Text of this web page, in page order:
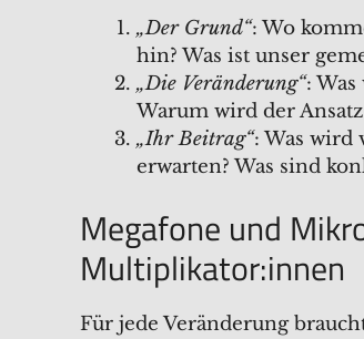
„Der Grund“: Wo
hin? Was ist unser
„Die Veränderung“:
Warum wird der
„Ihr Beitrag“: Was wird
erwarten? Was sind
Megafone und
Multiplikator:innen
Für jede Veränderung